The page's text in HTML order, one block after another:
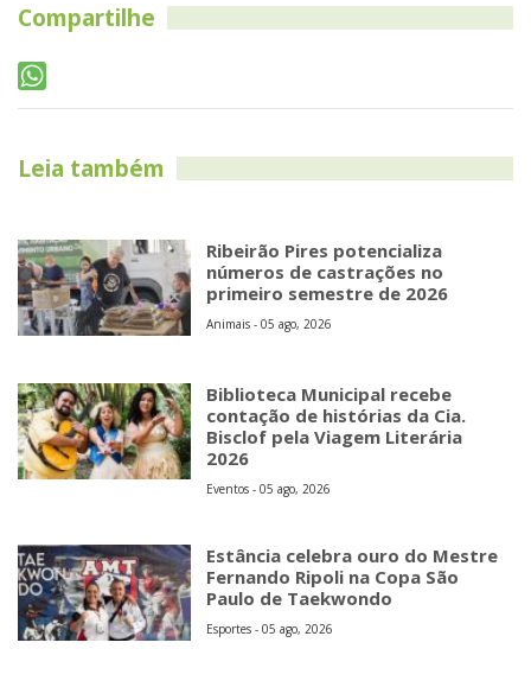
Compartilhe
Leia também
Ribeirão Pires potencializa
números de castrações no
primeiro semestre de 2026
Animais - 05 ago, 2026
Biblioteca Municipal recebe
contação de histórias da Cia.
Bisclof pela Viagem Literária
2026
Eventos - 05 ago, 2026
Estância celebra ouro do Mestre
Fernando Ripoli na Copa São
Paulo de Taekwondo
Esportes - 05 ago, 2026